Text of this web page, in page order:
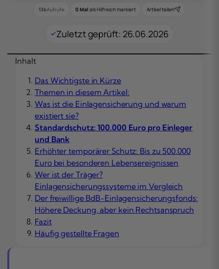
136Aufrufe 0 Mal als Hilfreich markiert Artikel teilen
Zuletzt geprüft: 26.06.2026
Inhalt
Das Wichtigste in Kürze
Themen in diesem Artikel:
Was ist die Einlagensicherung und warum
existiert sie?
Standardschutz: 100.000 Euro pro Einleger
und Bank
Erhöhter temporärer Schutz: Bis zu 500.000
Euro bei besonderen Lebensereignissen
Wer ist der Träger?
Einlagensicherungssysteme im Vergleich
Der freiwillige BdB-Einlagensicherungsfonds:
Höhere Deckung, aber kein Rechtsanspruch
Fazit
Häufig gestellte Fragen